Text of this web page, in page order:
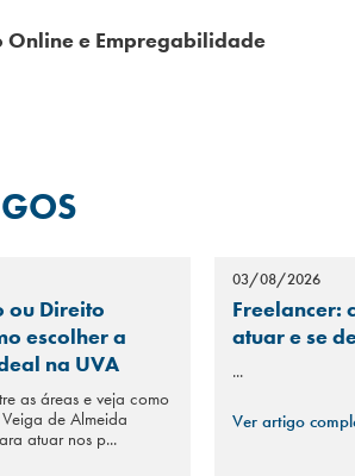
Online e Empregabilidade
ou Direito
escolher a
na UVA
as áreas e veja como
de Almeida
atuar nos p...
03/08/2026
Freelancer:
atuar e se
...
Ver artigo